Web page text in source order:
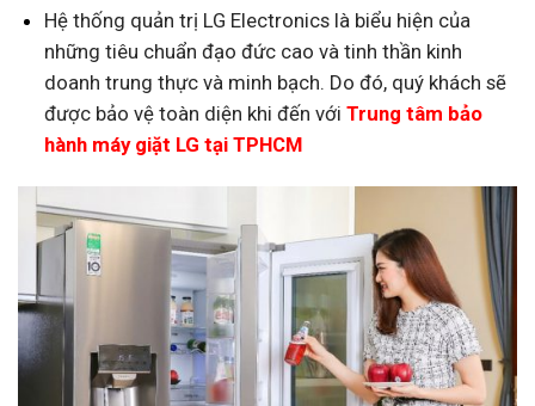
Hệ thống quản trị LG Electronics là biểu hiện của
những tiêu chuẩn đạo đức cao và tinh thần kinh
doanh trung thực và minh bạch. Do đó, quý khách sẽ
được bảo vệ toàn diện khi đến với Trung tâm bảo
hành máy giặt LG tại TPHCM